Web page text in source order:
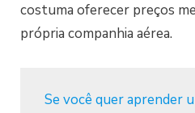
costuma oferecer preços
própria companhia aérea.
Se você quer aprender